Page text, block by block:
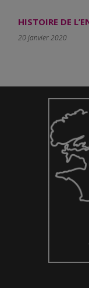
HISTOIRE DE
20 janvier 2020